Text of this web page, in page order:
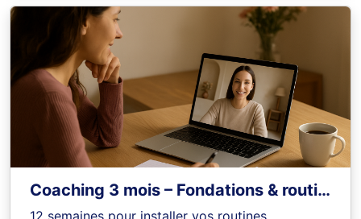
Coaching 3 mois – Fondations & routines
12 semaines pour installer vos routines,